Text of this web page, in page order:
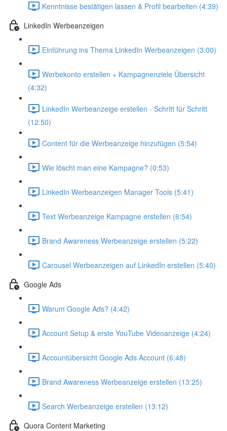
Kenntnisse bestätigen lassen & Profil bearbeiten (4:39)
LinkedIn Werbeanzeigen
Einführung ins Thema LinkedIn Werbeanzeigen (3:00)
Werbekonto erstellen + Kampagnenziele Übersicht
(4:32)
LinkedIn Werbeanzeige erstellen - Schritt für Schritt
(12:50)
Content für die Werbeanzeige hinzufügen (5:54)
Wie löscht man eine Kampagne? (0:53)
LinkedIn Werbeanzeigen Manager Tools (5:41)
Text Werbeanzeige Kampagne erstellen (6:54)
Brand Awareness Werbeanzeige erstellen (5:22)
Carousel Werbeanzeigen auf LinkedIn erstellen (5:40)
Google Ads
Warum Google Ads? (4:42)
Account Setup & erste YouTube Videoanzeige (4:24)
Accountübersicht Google Ads Account (6:48)
Brand Awareness Werbeanzeige erstellen (13:25)
Search Werbeanzeige erstellen (13:12)
Quora Content Marketing